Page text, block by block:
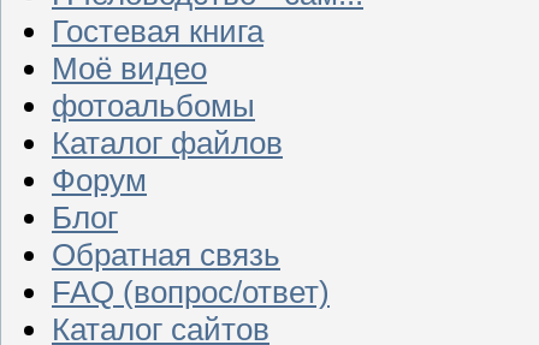
Гостевая книга
Моё видео
фотоальбомы
Каталог файлов
Форум
Блог
Обратная связь
FAQ (вопрос/ответ)
Каталог сайтов